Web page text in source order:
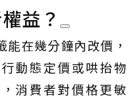
益？
在幾分鐘內改價，
動態定價或哄抬物
消費者對價格更敏